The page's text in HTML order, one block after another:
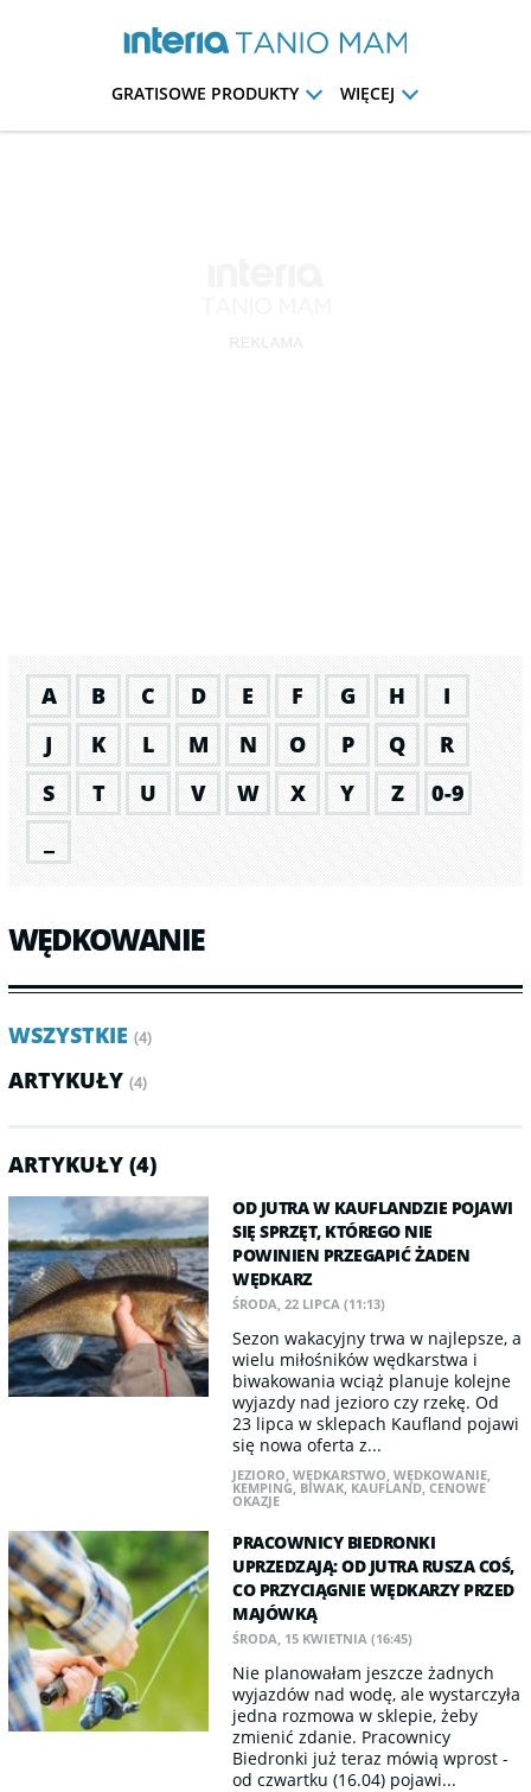
GRATISOWE PRODUKTY WIĘCEJ
A B C D E F G H
I
J
K L M N O P Q
R
S
T U V W X Y Z
0-9
WĘDKOWANIE
WSZYSTKIE (4)
ARTYKUŁY (4)
ARTYKUŁY (4)
OD JUTRA W KAUFLANDZIE POJAWI
SIĘ SPRZĘT, KTÓREGO NIE
POWINIEN PRZEGAPIĆ ŻADEN
WĘDKARZ
ŚRODA, 22 LIPCA (11:13)
Sezon wakacyjny trwa w najlepsze, a
wielu miłośników wędkarstwa i
biwakowania wciąż planuje kolejne
wyjazdy nad jezioro czy rzekę. Od
23 lipca w sklepach Kaufland pojawi
się nowa oferta z...
JEZIORO,WĘDKARSTWO,WĘDKOWANIE,
KEMPING, BIWAK, KAUFLAND,CENOWE
OKAZJE
PRACOWNICY BIEDRONKI
UPRZEDZAJĄ: OD JUTRA RUSZA COŚ,
CO PRZYCIĄGNIE WĘDKARZY PRZED
MAJÓWKĄ
ŚRODA, 15 KWIETNIA (16:45)
Nie planowałam jeszcze żadnych
wyjazdów nad wodę, ale wystarczyła
jedna rozmowa w sklepie, żeby
zmienić zdanie. Pracownicy
Biedronki już teraz mówią wprost -
od czwartku (16.04) pojawi...